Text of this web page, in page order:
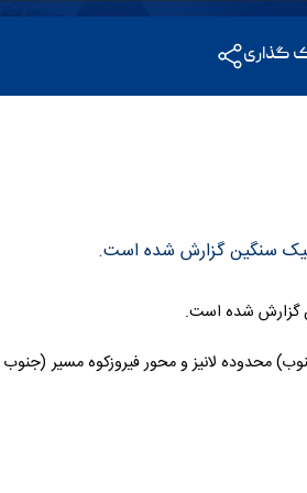
گذاری
سنگین گزارش شده است.
گزارش شده است.
محدوده لانیز و محور فیروزکوه مسیر (جنوب